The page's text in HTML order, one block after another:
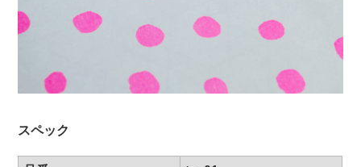
スペック